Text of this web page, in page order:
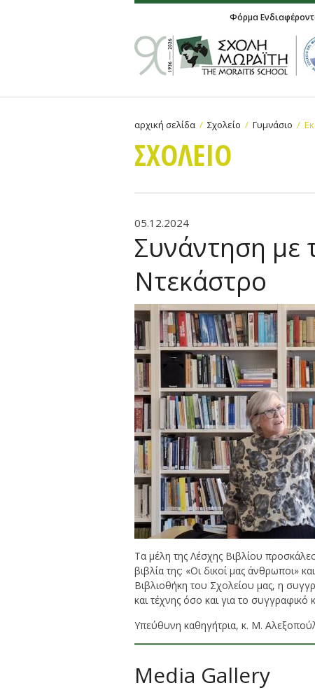
Φόρμα
αρχική σελίδα Σχολείο Γυμνάσιο
ΣΧΟΛΕΙΟ
05.12.2024
Συνάντηση με
Ντεκάστρο
Τα μέλη της Λέσχης Βιβλίου
βιβλία της: «Οι δικοί μας άνθρωποι»
Βιβλιοθήκη του Σχολείου μας, η
και τέχνης όσο και για το συγγραφικό
Υπεύθυνη καθηγήτρια, κ. Μ.
Media Gallery